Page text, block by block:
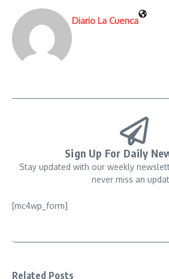
Diario La Cuenca
Sign Up For Daily
Stay updated with our weekly
never miss an
[mc4wp_form]
Related Posts